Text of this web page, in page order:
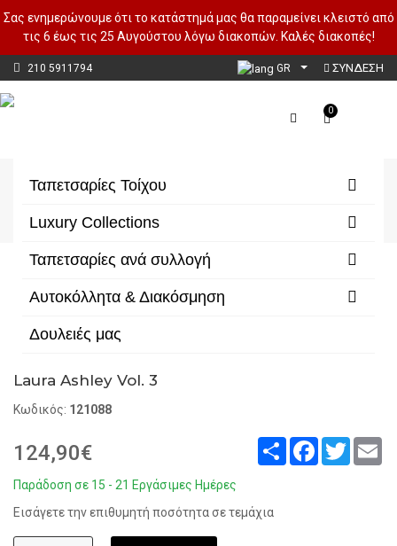
Σας ενημερώνουμε ότι το κατάστημά μας θα παραμείνει κλειστό από
τις 6 έως τις 25 Αυγούστου λόγω διακοπών. Καλές διακοπές!
210 5911794 GR ΣΥΝΔΕΣΗ
Ταπετσαρίες Τοίχου
Luxury Collections
Ταπετσαρίες ανά συλλογή
Αυτοκόλλητα & Διακόσμηση
Δουλειές μας
0
Floral
Αρχική Ταπετσαρίες Τοίχου
Laura Ashley Vol. 3
Κωδικός: 121088
Share Facebook
Twitter
124,90€
Παράδοση σε 15 - 21 Εργάσιμες Ημέρες
Εισάγετε την επιθυμητή ποσότητα σε τεμάχια